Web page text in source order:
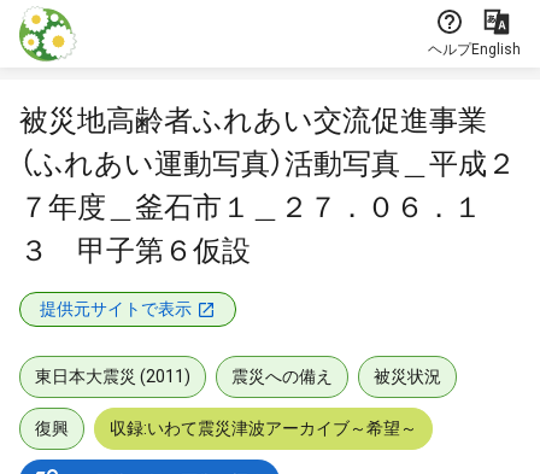
本文に飛ぶ
ヘルプEnglish
被災地高齢者ふれあい交流促進事業
（ふれあい運動写真）活動写真＿平成２
７年度＿釜石市１＿２７．０６．１
３ 甲子第６仮設
提供元サイトで表示
東日本大震災 (2011) 震災への備え 被災状況
復興 収録:いわて震災津波アーカイブ～希望～